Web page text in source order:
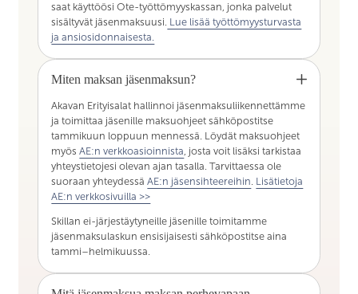
saat käyttöösi Ote-työttömyyskassan, jonka palvelut
sisältyvät jäsenmaksuusi. Lue lisää työttömyysturvasta
ja ansiosidonnaisesta.
Miten maksan jäsenmaksun?
Akavan Erityisalat hallinnoi jäsenmaksuliikennettämme
ja toimittaa jäsenille maksuohjeet sähköpostitse
tammikuun loppuun mennessä. Löydät maksuohjeet
myösAE:n verkkoasioinnista , josta voit lisäksi tarkistaa
yhteystietojesi olevan ajan tasalla. Tarvittaessa ole
suoraan yhteydessäAE:n jäsensihteereihin Lisätietoja
AE:n verkkosivuilla >>
Skillan ei-järjestäytyneille jäsenille toimitamme
jäsenmaksulaskun ensisijaisesti sähköpostitse aina
tammi–helmikuussa.